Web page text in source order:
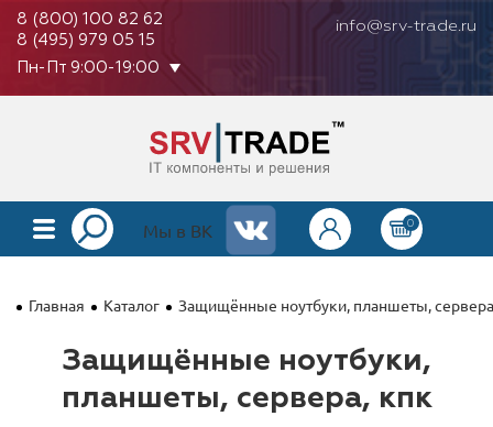
8 (800) 100 82 62
8 (495) 979 05 15
info@srv-trade.ru
Пн-Пт 9:00-19:00
КАТАЛОГ
ГАРАНТИЯ
КОНТАКТЫ
Мы в ВК 0
Главная Каталог Защищённые ноутбуки, планшеты,
Защищённые ноутбуки,
планшеты, сервера, кпк